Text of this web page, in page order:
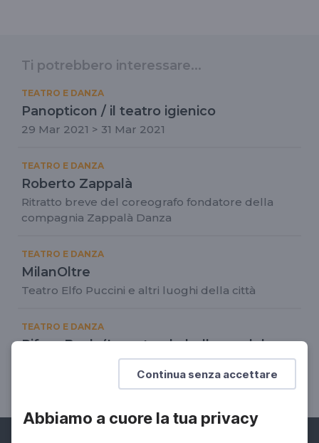
Continua senza accettare
Abbiamo a cuore la tua privacy
Ti potrebbero interessare...
TEATRO E DANZA
Panopticon / il teatro igienico
29 Mar 2021 > 31 Mar 2021
TEATRO E DANZA
Roberto Zappalà
Ritratto breve del coreografo fondatore della
compagnia Zappalà Danza
TEATRO E DANZA
MilanOltre
Teatro Elfo Puccini e altri luoghi della città
TEATRO E DANZA
Rifare Bach (La naturale bellezza del
08 Nov 2021 > 31 Mar 2022